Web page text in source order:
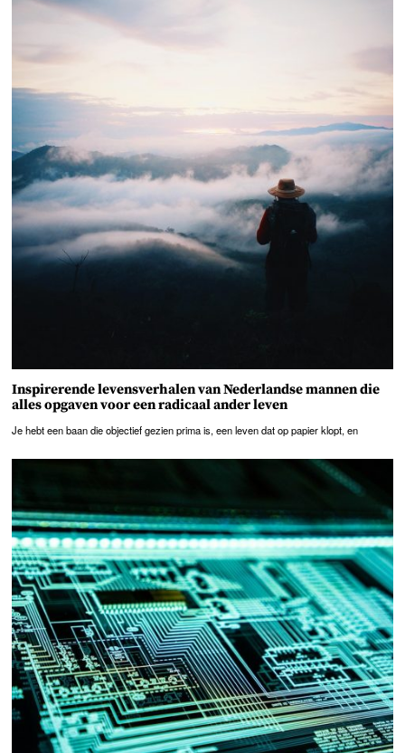
Inspirerende levensverhalen van Nederlandse mannen die
alles opgaven voor een radicaal ander leven
Je hebt een baan die objectief gezien prima is, een leven dat op papier klopt, en